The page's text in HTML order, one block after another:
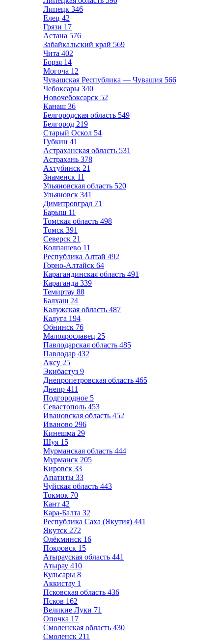
Липецк 346
Елец 42
Грязи 17
Астана 576
Забайкальский край 569
Чита 402
Борзя 14
Могоча 12
Чувашская Республика — Чувашия 566
Чебоксары 340
Новочебоксарск 52
Канаш 36
Белгородская область 549
Белгород 219
Старый Оскол 54
Губкин 41
Астраханская область 531
Астрахань 378
Ахтубинск 21
Знаменск 11
Ульяновская область 520
Ульяновск 341
Димитровград 71
Барыш 11
Томская область 498
Томск 391
Северск 21
Колпашево 11
Республика Алтай 492
Горно-Алтайск 64
Карагандинская область 491
Караганда 339
Темиртау 88
Балхаш 24
Калужская область 487
Калуга 194
Обнинск 76
Малоярославец 25
Павлодарская область 485
Павлодар 432
Аксу 25
Экибастуз 9
Днепропетровская область 465
Днепр 411
Подгородное 5
Севастополь 453
Ивановская область 452
Иваново 296
Кинешма 29
Шуя 15
Мурманская область 444
Мурманск 205
Кировск 33
Апатиты 33
Чуйская область 443
Токмок 70
Кант 42
Кара-Балта 32
Республика Саха (Якутия) 441
Якутск 272
Олёкминск 16
Покровск 15
Атырауская область 441
Атырау 410
Кульсары 8
Аккистау 1
Псковская область 436
Псков 162
Великие Луки 71
Опочка 17
Смоленская область 430
Смоленск 211